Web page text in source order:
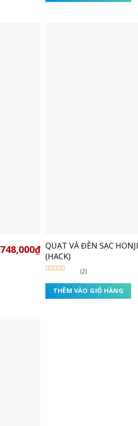
748,000₫ QUẠT VÀ ĐÈN SẠC
(HACK)
hạng5.005
sao
(2)
THÊM VÀO GIỎ HÀNG